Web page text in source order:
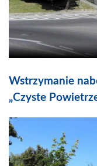
Wstrzymanie
„Czyste